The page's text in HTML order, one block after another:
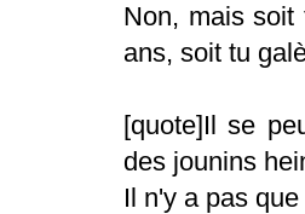
Non, mais
ans, soit tu
[quote]Il se
des jounins
Il n'y a pas